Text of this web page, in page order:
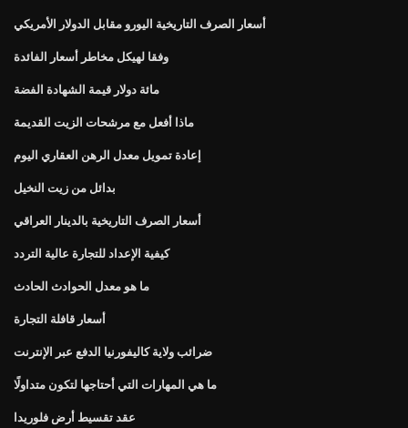
أسعار الصرف التاريخية اليورو مقابل الدولار الأمريكي
وفقا لهيكل مخاطر أسعار الفائدة
مائة دولار قيمة الشهادة الفضة
ماذا أفعل مع مرشحات الزيت القديمة
إعادة تمويل معدل الرهن العقاري اليوم
بدائل من زيت النخيل
أسعار الصرف التاريخية بالدينار العراقي
كيفية الإعداد للتجارة عالية التردد
ما هو معدل الحوادث الحادث
أسعار قافلة التجارة
ضرائب ولاية كاليفورنيا الدفع عبر الإنترنت
ما هي المهارات التي أحتاجها لتكون متداولًا
عقد تقسيط أرض فلوريدا